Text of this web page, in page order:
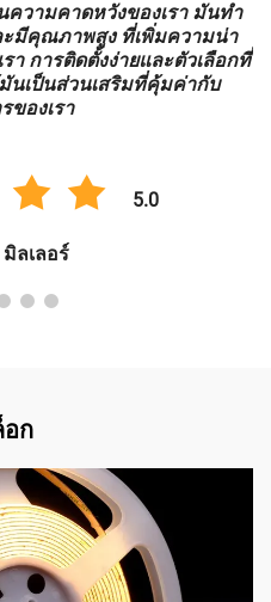
ความคาดหวังของเรา มันทํา
ะมีคุณภาพสูง ที่เพิ่มความน่า
า การติดตั้งง่ายและตัวเลือกที่
นเป็นส่วนเสริมที่คุ้มค่ากับ
ของเรา
5.0
ลเลอร์
ก